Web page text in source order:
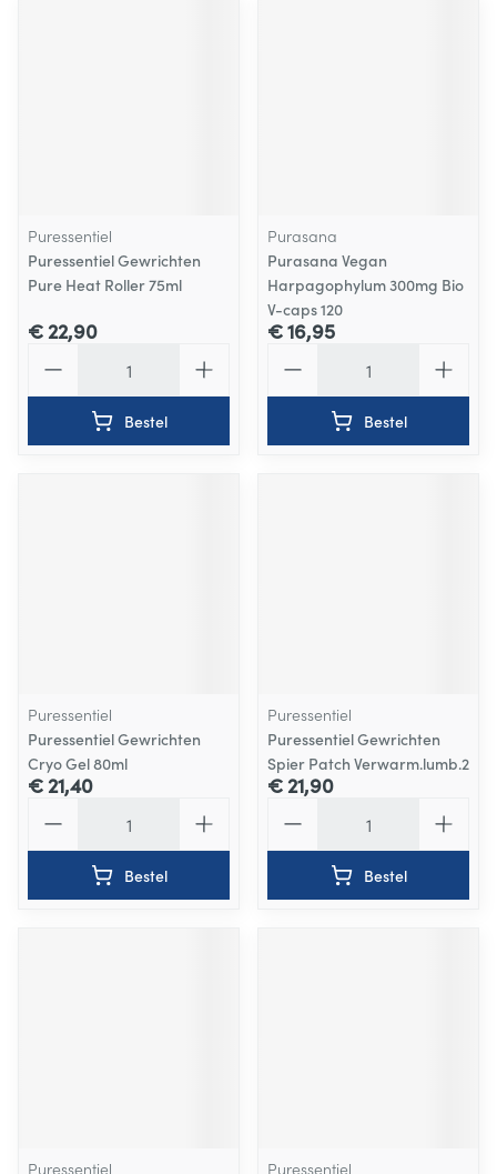
Puressentiel
Puressentiel Gewrichten
Pure Heat Roller 75ml
€ 22,90
Bestel
Purasana
Purasana Vegan
Harpagophylum 300mg Bio
V-caps 120
€ 16,95
Bestel
Puressentiel
Puressentiel Gewrichten
Cryo Gel 80ml
€ 21,40
Bestel
Puressentiel
Puressentiel Gewrichten
Spier Patch Verwarm.lumb.2
€ 21,90
Bestel
Puressentiel Puressentiel